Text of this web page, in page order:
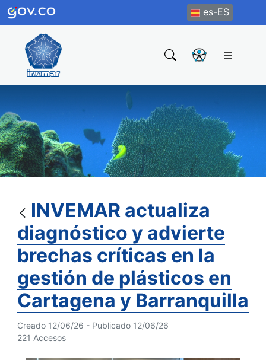
es-ES
INVEMAR actualiza
diagnóstico y advierte
brechas críticas en la
gestión de plásticos en
Cartagena y Barranquilla
Creado 12/06/26 - Publicado 12/06/26
221 Accesos